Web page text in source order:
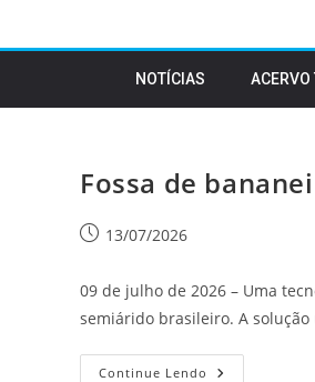
NOTÍCIAS ACERVO
Fossa de
13/07/2026
09 de julho de 2026 – Uma
semiárido brasileiro. A
Continue Lendo